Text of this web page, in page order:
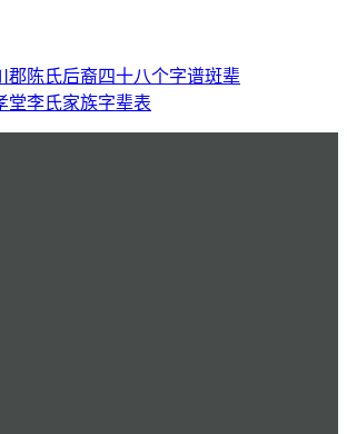
郡陈氏后裔四十八个字谱斑辈
堂李氏家族字辈表